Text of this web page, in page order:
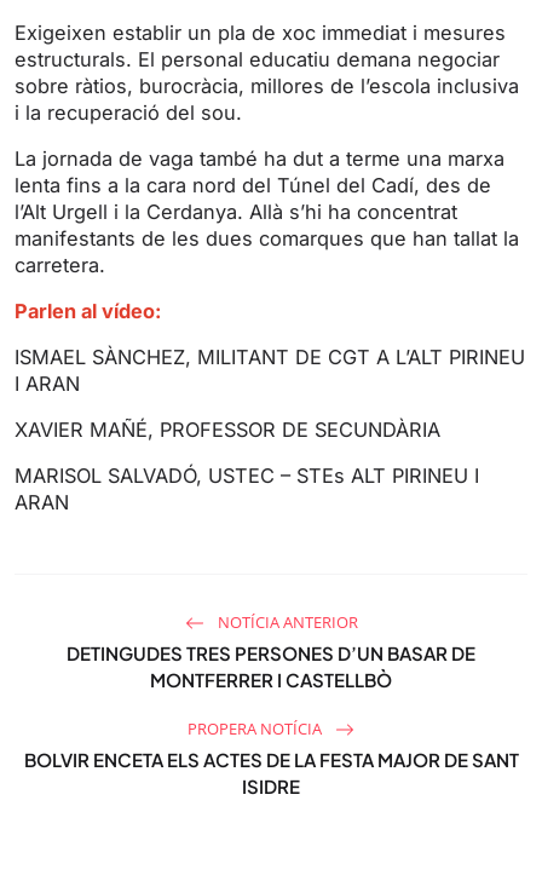
Exigeixen establir un pla de xoc immediat i mesures
estructurals. El personal educatiu demana negociar
sobre ràtios, burocràcia, millores de l’escola inclusiva
i la recuperació del sou.
La jornada de vaga també ha dut a terme una marxa
lenta fins a la cara nord del Túnel del Cadí, des de
l’Alt Urgell i la Cerdanya. Allà s’hi ha concentrat
manifestants de les dues comarques que han tallat la
carretera.
Parlen al vídeo:
ISMAEL SÀNCHEZ, MILITANT DE CGT A L’ALT PIRINEU
I ARAN
XAVIER MAÑÉ, PROFESSOR DE SECUNDÀRIA
MARISOL SALVADÓ, USTEC – STEs ALT PIRINEU I
ARAN
NOTÍCIA ANTERIOR
DETINGUDES TRES PERSONES D’UN BASAR DE
MONTFERRER I CASTELLBÒ
PROPERA NOTÍCIA
BOLVIR ENCETA ELS ACTES DE LA FESTA MAJOR DE SANT
ISIDRE